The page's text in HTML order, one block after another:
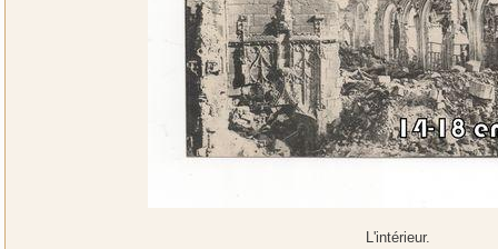
L'intérieur.